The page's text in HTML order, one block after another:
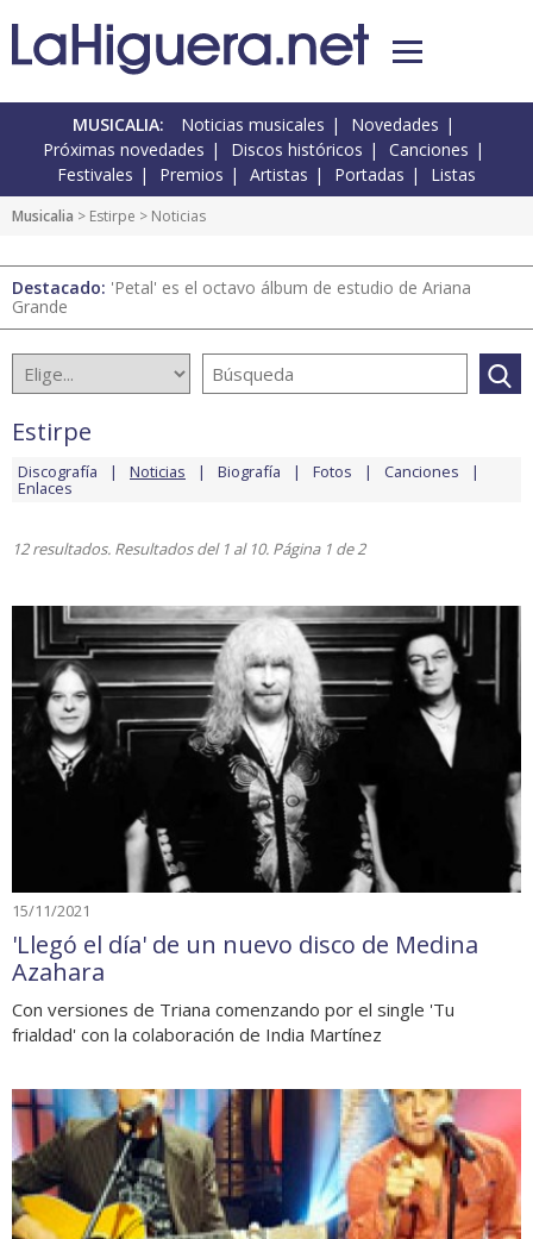
MUSICALIA: Noticias musicales
Novedades
Próximas novedades
Discos históricos
Canciones
Festivales
Premios Artistas Portadas Listas
Musicalia > Estirpe > Noticias
Destacado: 'Petal' es el octavo álbum de estudio de Ariana
Grande
Estirpe
Discografía Noticias Biografía Fotos Canciones
Enlaces
12 resultados. Resultados del 1 al 10. Página 1 de 2
15/11/2021
'Llegó el día' de un nuevo disco de Medina
Azahara
Con versiones de Triana comenzando por el single 'Tu
frialdad' con la colaboración de India Martínez